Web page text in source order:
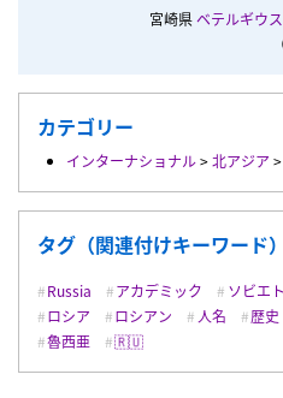
宮崎県ベテルギウス
カテゴリー
インターナショナル>北アジア >
タグ（関連付けキーワード）
Russia アカデミック ソビエト
ロシア
ロシアン 人名 歴史
魯西亜
🇷🇺